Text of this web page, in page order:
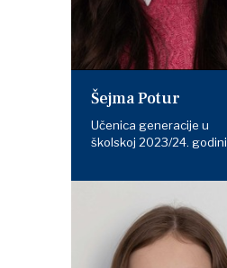
Šejma Potur
Učenica generacije u
školskoj 2023/24. godini